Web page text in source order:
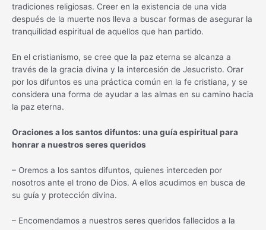
tradiciones religiosas. Creer en la existencia de una vida
después de la muerte nos lleva a buscar formas de asegurar la
tranquilidad espiritual de aquellos que han partido.
En el cristianismo, se cree que la paz eterna se alcanza a
través de la gracia divina y la intercesión de Jesucristo. Orar
por los difuntos es una práctica común en la fe cristiana, y se
considera una forma de ayudar a las almas en su camino hacia
la paz eterna.
Oraciones a los santos difuntos: una guía espiritual para
honrar a nuestros seres queridos
– Oremos a los santos difuntos, quienes interceden por
nosotros ante el trono de Dios. A ellos acudimos en busca de
su guía y protección divina.
– Encomendamos a nuestros seres queridos fallecidos a la